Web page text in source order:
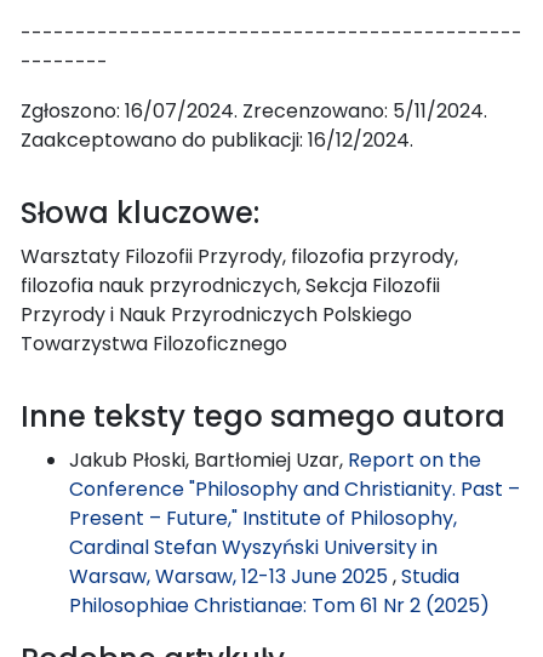
----------------------------------------------
--------
Zgłoszono: 16/07/2024. Zrecenzowano: 5/11/2024.
Zaakceptowano do publikacji: 16/12/2024.
Słowa kluczowe:
Warsztaty Filozofii Przyrody, filozofia przyrody,
filozofia nauk przyrodniczych, Sekcja Filozofii
Przyrody i Nauk Przyrodniczych Polskiego
Towarzystwa Filozoficznego
Inne teksty tego samego autora
Jakub Płoski, Bartłomiej Uzar, Report on the
Conference "Philosophy and Christianity. Past –
Present – Future," Institute of Philosophy,
Cardinal Stefan Wyszyński University in
Warsaw, Warsaw, 12-13 June 2025,Studia
Philosophiae Christianae: Tom 61 Nr 2 (2025)